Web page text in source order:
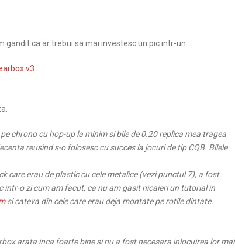
ca ar trebui sa mai investesc un pic intr-un…
v3
chrono cu hop-up la minim si bile de 0.20 replica mea tragea
reusind s-o folosesc cu succes la jocuri de tip CQB. Bilele
care erau de plastic cu cele metalice (vezi punctul 7), a fost
o zi cum am facut, ca nu am gasit nicaieri un tutorial in
si cateva din cele care erau deja montate pe rotile dintate.
arata inca foarte bine si nu a fost necesara inlocuirea lor mai